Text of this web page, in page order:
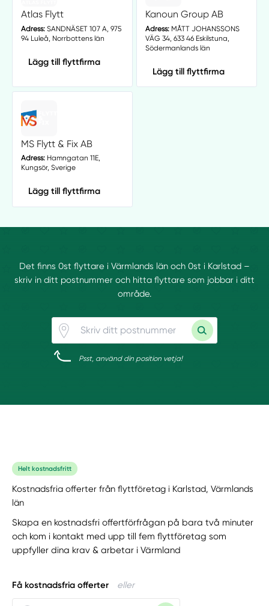
Atlas Flytt
Adress:SANDNÄSET 107 A, 975
94 Luleå, Norrbottens län
Lägg till flyttfirma
Kanoun Group AB
Adress:MÅTT JOHANSSONS
VÄG 34, 633 46 Eskilstuna,
Södermanlands län
Lägg till flyttfirma
MS Flytt & Fix AB
Adress:Hamngatan 11E,
Kungsör, Sverige
Lägg till flyttfirma
Det finns 0st flyttare i Värmlands län och 0st i Karlstad –
skriv in ditt postnummer och hitta flyttare som jobbar i ditt
område.
Psst, använd din position vetja!
Helt kostnadsfritt
Kostnadsfria offerter från flyttföretag i Karlstad, Värmlands
län
Skapa en kostnadsfri offertförfrågan på bara två minuter
och kom i kontakt med upp till fem flyttföretag som
uppfyller dina krav & arbetar i Värmland
Få kostnadsfria offerter eller